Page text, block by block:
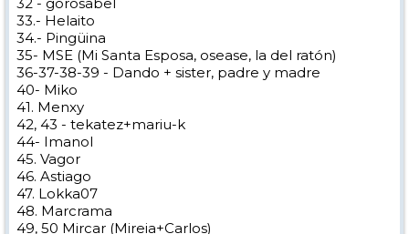
33.- Helaito
34.- Pingüina
35- MSE (Mi Santa Esposa, osease, la del ratón)
36-37-38-39 - Dando + sister, padre y madre
40- Miko
41. Menxy
42, 43 - tekatez+mariu-k
44- Imanol
45. Vagor
46. Astiago
47. Lokka07
48. Marcrama
49, 50 Mircar (Mireia+Carlos)